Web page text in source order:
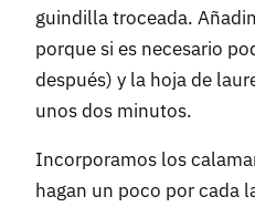
guindilla troceada.
porque si es necesario
después) y la hoja de
unos dos minutos.
Incorporamos los
hagan un poco por cada